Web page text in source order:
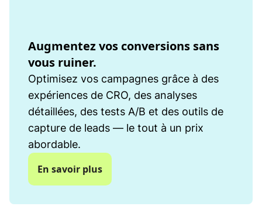
Augmentez vos conversions sans
vous ruiner.
Optimisez vos campagnes grâce à des
expériences de CRO, des analyses
détaillées, des tests A/B et des outils de
capture de leads — le tout à un prix
abordable.
En savoir plus